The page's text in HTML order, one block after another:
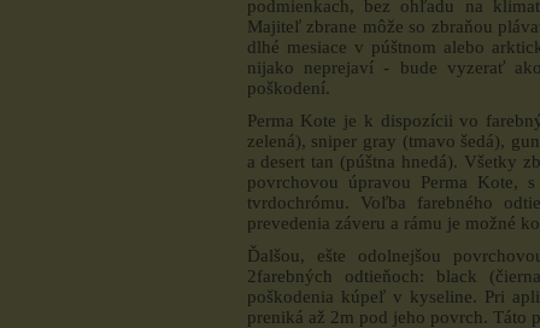
podmienkach, bez ohľadu na
Majiteľ zbrane môže so zbraňou
dlhé mesiace v púštnom alebo
nijako neprejaví - bude vyzerať
poškodení.
Perma Kote je k dispozícii vo
zelená), sniper gray (tmavo šedá),
a desert tan (púštna hnedá). Všetky
povrchovou úpravou Perma Kote,
tvrdochrómu. Voľba farebného
prevedenia záveru a rámu je možné
Ďalšou, ešte odolnejšou
2farebných odtieňoch: black
poškodenia kúpeľ v kyseline. Pri
preniká až 2m pod jeho povrch. Táto